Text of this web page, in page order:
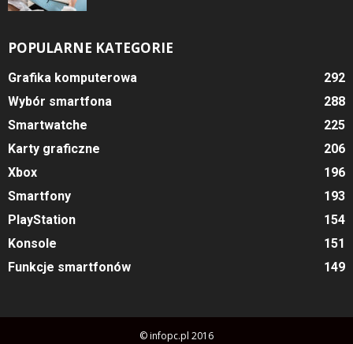
POPULARNE KATEGORIE
Grafika komputerowa
292
Wybór smartfona
288
Smartwatche
225
Karty graficzne
206
Xbox
196
Smartfony
193
PlayStation
154
Konsole
151
Funkcje smartfonów
149
© infopc.pl 2016